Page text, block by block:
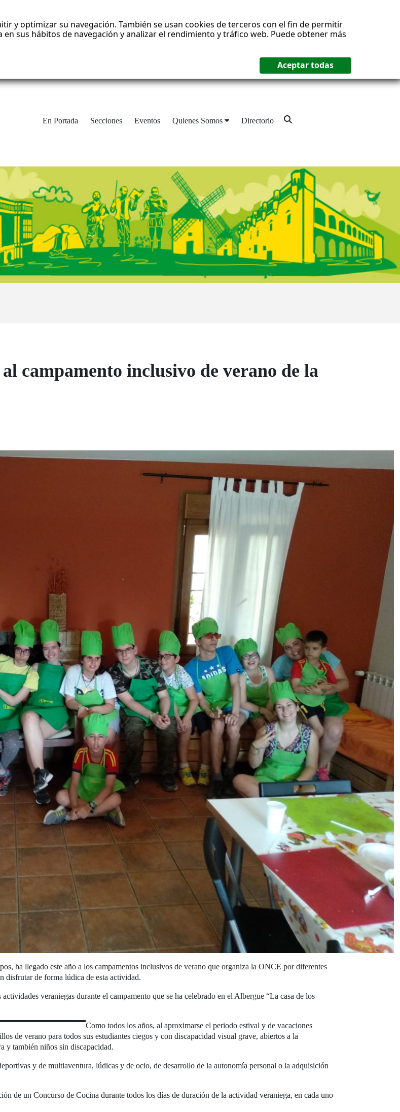
y optimizar su navegación. También se usan cookies de terceros con el fin de permitir
sus hábitos de navegación y analizar el rendimiento y tráfico web. Puede obtener más
En Portada Secciones Eventos Quienes Somos Directorio
al campamento inclusivo de verano de la
ha llegado este año a los campamentos inclusivos de verano que organiza la ONCE por diferentes
disfrutar de forma lúdica de esta actividad.
veraniegas durante el campamento que se ha celebrado en el Albergue “La casa de los
Como todos los años, al aproximarse el periodo estival y de vacaciones
de verano para todos sus estudiantes ciegos y con discapacidad visual grave, abiertos a la
y también niños sin discapacidad.
y de multiaventura, lúdicas y de ocio, de desarrollo de la autonomía personal o la adquisición
de un Concurso de Cocina durante todos los días de duración de la actividad veraniega, en cada uno